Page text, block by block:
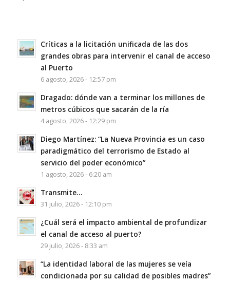
Críticas a la licitación unificada de las dos
grandes obras para intervenir el canal de acceso
al Puerto
6 agosto, 2026 - 12:57 pm
Dragado: dónde van a terminar los millones de
metros cúbicos que sacarán de la ría
4 agosto, 2026 - 12:29 pm
Diego Martínez: “La Nueva Provincia es un caso
paradigmático del terrorismo de Estado al
servicio del poder económico”
1 agosto, 2026 - 6:20 am
Transmite…
31 julio, 2026 - 12:10 pm
¿Cuál será el impacto ambiental de profundizar
el canal de acceso al puerto?
29 julio, 2026 - 8:33 am
“La identidad laboral de las mujeres se veía
condicionada por su calidad de posibles madres”